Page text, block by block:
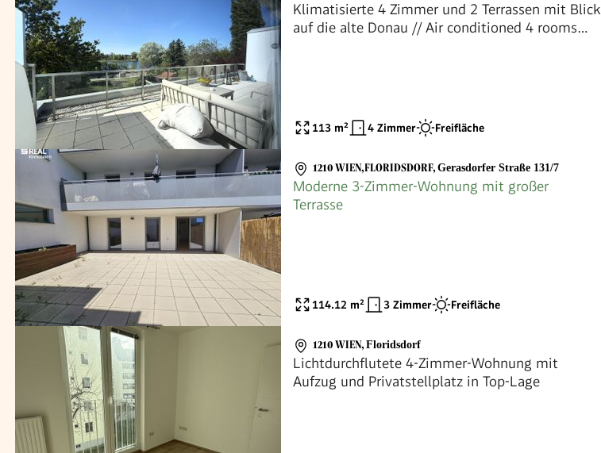
Klimatisierte 4 Zimmer und 2 Terrassen mit Blick
auf die alte Donau // Air conditioned 4 rooms
113 m² 4 Zimmer Freifläche
1210 WIEN,FLORIDSDORF, Gerasdorfer Straße 131/7
Moderne 3-Zimmer-Wohnung mit großer
Terrasse
114.12 m² 3 Zimmer Freifläche
1210 WIEN, Floridsdorf
Lichtdurchflutete 4-Zimmer-Wohnung mit
Aufzug und Privatstellplatz in Top-Lage